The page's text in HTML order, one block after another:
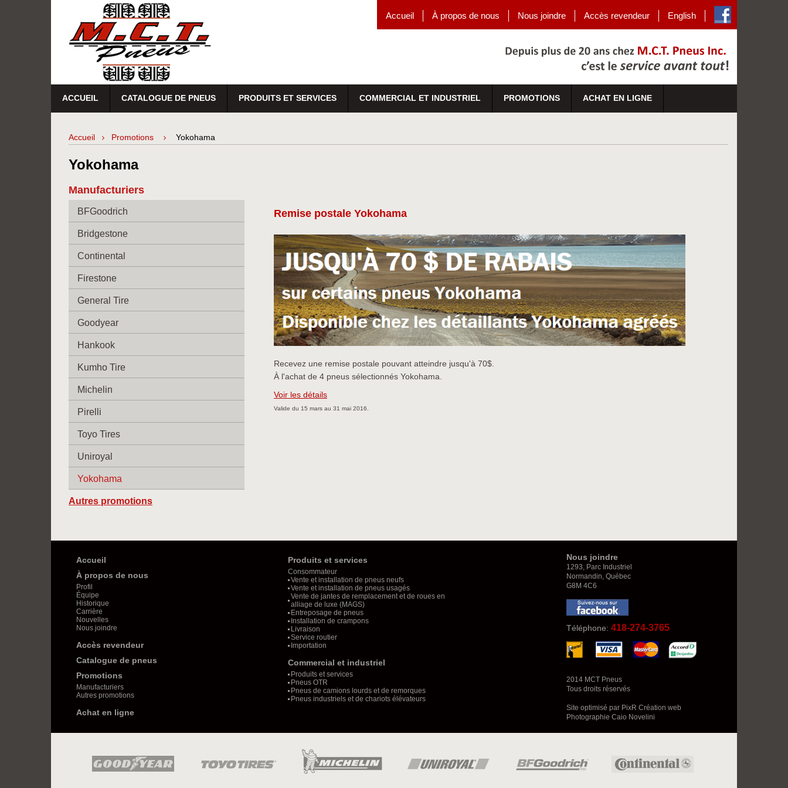
Accueil À propos de nous Nous joindre Accès revendeur English
ACCUEIL CATALOGUE DE PNEUS PRODUITS ET SERVICES COMMERCIAL ET INDUSTRIEL PROMOTIONS ACHAT EN LIGNE
Accueil Promotions Yokohama
Yokohama
Manufacturiers
BFGoodrich
Bridgestone
Continental
Firestone
General Tire
Goodyear
Hankook
Kumho Tire
Michelin
Pirelli
Toyo Tires
Uniroyal
Yokohama
Autres promotions
Remise postale Yokohama
Recevez une remise postale pouvant atteindre jusqu'à 70$.
À l'achat de 4 pneus sélectionnés Yokohama.
Voir les détails
Valide du 15 mars au 31 mai 2016.
Accueil
À propos de nous
Profil
Équipe
Historique
Carrière
Nouvelles
Nous joindre
Accès revendeur
Catalogue de pneus
Promotions
Manufacturiers
Autres promotions
Achat en ligne
Produits et services
Consommateur
Vente et installation de pneus neufs
Vente et installation de pneus usagés
Vente de jantes de remplacement et de roues en
alliage de luxe (MAGS)
Entreposage de pneus
Installation de crampons
Livraison
Service routier
Importation
Commercial et industriel
Produits et services
Pneus OTR
Pneus de camions lourds et de remorques
Pneus industriels et de chariots élévateurs
Nous joindre
1293, Parc Industriel
Normandin, Québec
G8M 4C6
Téléphone: 418-274-3765
2014 MCT Pneus
Tous droits réservés
Site optimisé par PixR Création web
Photographie Caio Novelini